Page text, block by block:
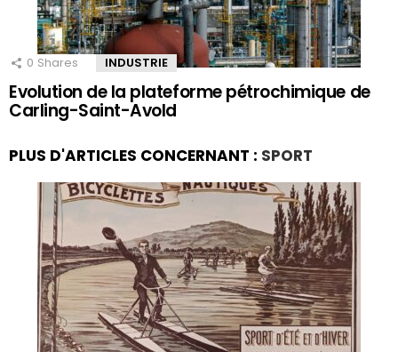
0 Shares INDUSTRIE
Evolution de la plateforme pétrochimique de
Carling-Saint-Avold
PLUS D'ARTICLES CONCERNANT : SPORT